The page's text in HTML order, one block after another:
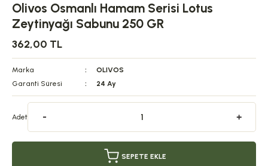
Olivos Osmanlı Hamam Serisi Lotus
Zeytinyağı Sabunu 250 GR
362,00 TL
Marka
OLIVOS
Garanti Süresi
24 Ay
Adet
SEPETE EKLE